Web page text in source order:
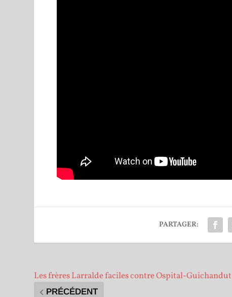
PARTAGER:
Les frères Larralde faciles contre Ospital-Guichandut
PRÉCÉDENT